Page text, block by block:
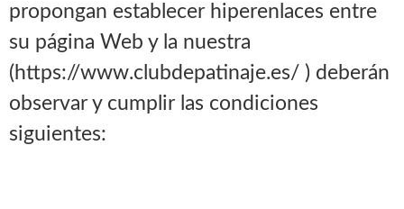
propongan establecer hiperenlaces entre
su página Web y la nuestra
(https://www.clubdepatinaje.es/ ) deberán
observar y cumplir las condiciones
siguientes: